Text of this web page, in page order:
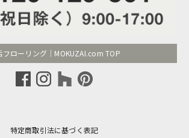
フローリング｜MOKUZAI.com TOP
特定商取引法に基づく表記